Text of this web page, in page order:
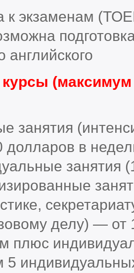
к экзаменам
английского
(максимум
занятия
в
занятия
делу) —
плюс
5